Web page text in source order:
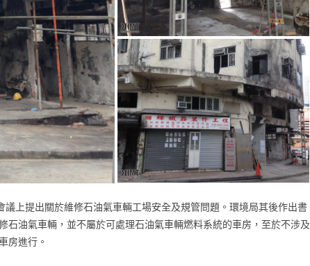
上提出關於維修石油氣車輛工場安全及規管問題。環境局其後作出書
石油氣車輛，並不屬於可處理石油氣車輛燃料系統的車房，至於不涉及
房進行。